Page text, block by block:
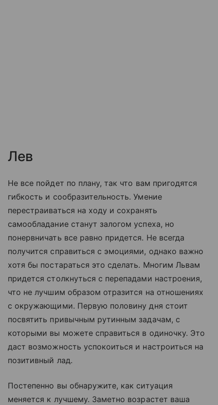
Лев
Не все пойдет по плану, так что вам пригодятся
гибкость и сообразительность. Умение
перестраиваться на ходу и сохранять
самообладание станут залогом успеха, но
понервничать все равно придется. Не всегда
получится справиться с эмоциями, однако важно
хотя бы постараться это сделать. Многим Львам
придется столкнуться с перепадами настроения,
что не лучшим образом отразится на отношениях
с окружающими. Первую половину дня стоит
посвятить привычным рутинным задачам, с
которыми вы можете справиться в одиночку. Это
даст возможность успокоиться и настроиться на
позитивный лад.
Постепенно вы обнаружите, как ситуация
меняется к лучшему. Заметно возрастет ваша